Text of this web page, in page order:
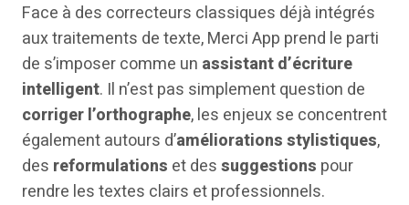
Face à des correcteurs classiques déjà intégrés
aux traitements de texte, Merci App prend le parti
de s’imposer comme un assistant d’écriture
intelligent. Il n’est pas simplement question de
corriger l’orthographe, les enjeux se concentrent
également autours d’améliorations stylistiques,
des reformulations et dessuggestions pour
rendre les textes clairs et professionnels.